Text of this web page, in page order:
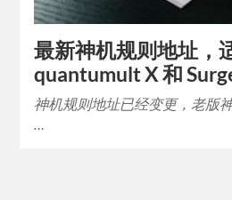
最新神机规则地址，
quantumult X 和
神机规则地址已经变更，老版
…